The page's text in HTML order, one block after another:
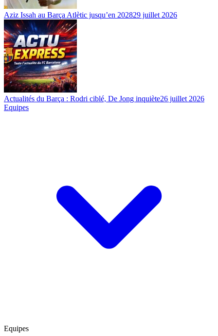
Aziz Issah au Barça Atlètic jusqu’en 202829 juillet 2026
Actualités du Barça : Rodri ciblé, De Jong inquiète26 juillet 2026
Equipes
Equipes